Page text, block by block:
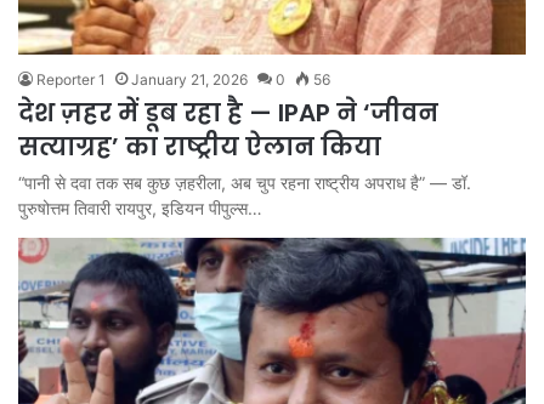
Reporter 1 January 21, 2026 0 56
देश ज़हर में डूब रहा है — IPAP ने ‘जीवन
सत्याग्रह’ का राष्ट्रीय ऐलान किया
“पानी से दवा तक सब कुछ ज़हरीला, अब चुप रहना राष्ट्रीय अपराध है” — डॉ.
पुरुषोत्तम तिवारी रायपुर, इडियन पीपुल्स…